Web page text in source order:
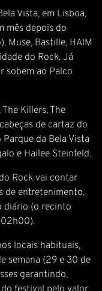
Vista, em Lisboa,
mês depois do
Muse, Bastille, HAIM
do Rock. Já
sobem ao Palco
Killers, The
de cartaz do
da Bela Vista
e Hailee Steinfeld.
Rock vai contar
de entretenimento,
diário (o recinto
02h00).
locais habituais,
semana (29 e 30 de
garantindo,